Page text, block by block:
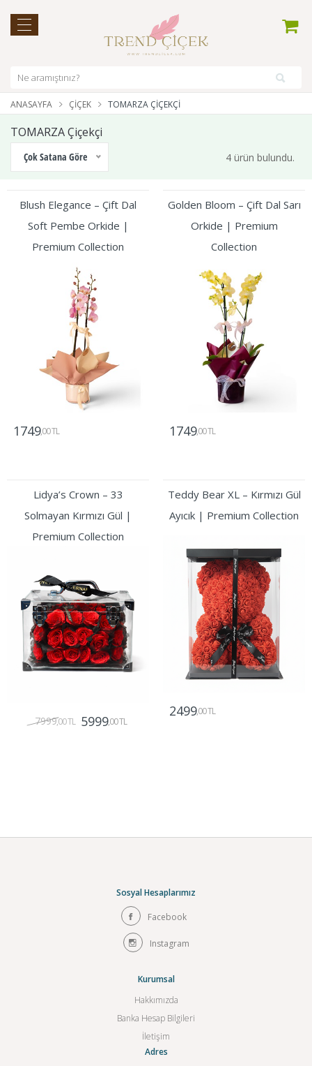
ANASAYFA ÇIÇEK TOMARZA ÇIÇEKÇI
TOMARZA Çiçekçi
Çok Satana Göre 4 ürün bulundu.
Blush Elegance – Çift Dal
Soft Pembe Orkide |
Premium Collection
1749,00 TL
Golden Bloom – Çift Dal Sarı
Orkide | Premium
Collection
1749,00 TL
Lidya’s Crown – 33
Solmayan Kırmızı Gül |
Premium Collection
7999,00 TL 5999,00 TL
Teddy Bear XL – Kırmızı Gül
Ayıcık | Premium Collection
2499,00 TL
Sosyal Hesaplarımız
Facebook
Instagram
Kurumsal
Hakkımızda
Banka Hesap Bilgileri
İletişim
Adres